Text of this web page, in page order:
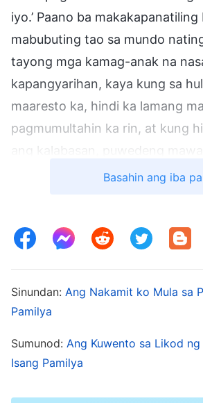
iyo.’ Paano ba
mabubuting tao sa mundo
tayong mga kamag-anak na
kapangyarihan, kaya kung sa
maaresto ka, hindi ka lamang
pagmumultahin ka rin, at kung
ang kalabasan, puwedeng
lahat. Noong Cultural
siya ng mahabang sentensiya.
lumaban pa kung wala nang
pananalig na ito. Mamuhay na
tahimik para hindi madamay
rito.” Hindi makayanan ni Chen
Basahin ang iba pa
Sinundan: Ang Nakamit ko Mula sa
Pamilya
Sumunod: Ang Kuwento sa Likod
Isang Pamilya